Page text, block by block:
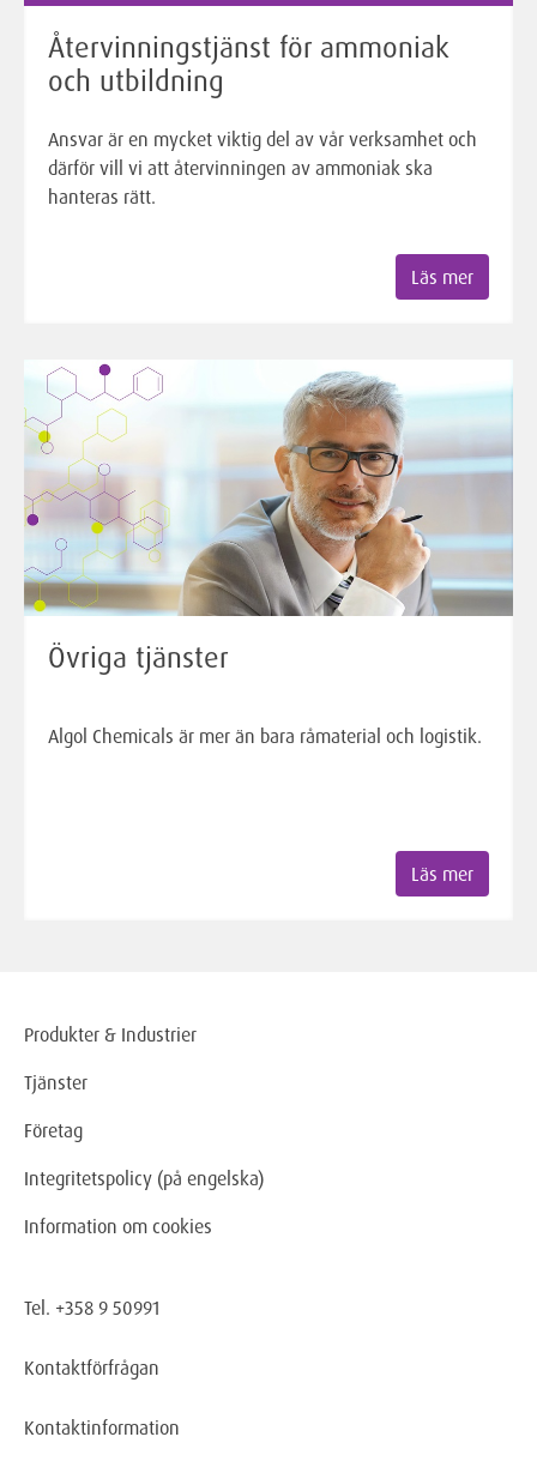
Återvinningstjänst för ammoniak
och utbildning
Ansvar är en mycket viktig del av vår verksamhet och
därför vill vi att återvinningen av ammoniak ska
hanteras rätt.
Läs mer
Övriga tjänster
Algol Chemicals är mer än bara råmaterial och logistik.
Läs mer
Produkter & Industrier
Tjänster
Företag
Integritetspolicy (på engelska)
Information om cookies
Tel. +358 9 50991
Kontaktförfrågan
Kontaktinformation